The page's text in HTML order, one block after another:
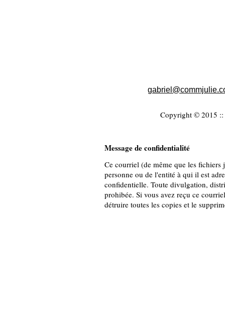
Copyright © 2015 ::
Message de confidentialité
Ce courriel (de même que les fichiers
personne ou de l'entité à qui il est
confidentielle. Toute divulgation,
prohibée. Si vous avez reçu ce
détruire toutes les copies et le